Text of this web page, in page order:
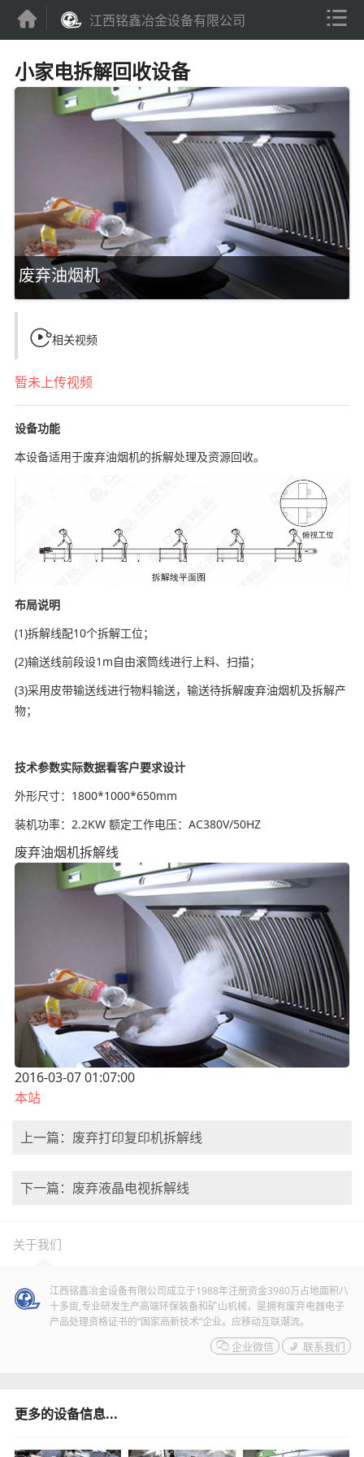
 江西铭鑫冶金设备有限公司 
小家电拆解回收设备
废弃油烟机
相关视频
暂未上传视频
设备功能
本设备适用于废弃油烟机的拆解处理及资源回收。
布局说明
(1)拆解线配10个拆解工位；
(2)输送线前段设1m自由滚筒线进行上料、扫描；
(3)采用皮带输送线进行物料输送，输送待拆解废弃油烟机及拆解产
物；
技术参数实际数据看客户要求设计
外形尺寸：1800*1000*650mm
装机功率：2.2KW 额定工作电压：AC380V/50HZ
废弃油烟机拆解线
2016-03-07 01:07:00
本站
上一篇：废弃打印复印机拆解线
下一篇：废弃液晶电视拆解线
关于我们
江西铭鑫冶金设备有限公司成立于1988年注册资金3980万占地面积八
十多亩,专业研发生产高端环保装备和矿山机械，是拥有废弃电器电子
产品处理资格证书的“国家高新技术”企业。应移动互联潮流。
 企业微信  联系我们
更多的设备信息...